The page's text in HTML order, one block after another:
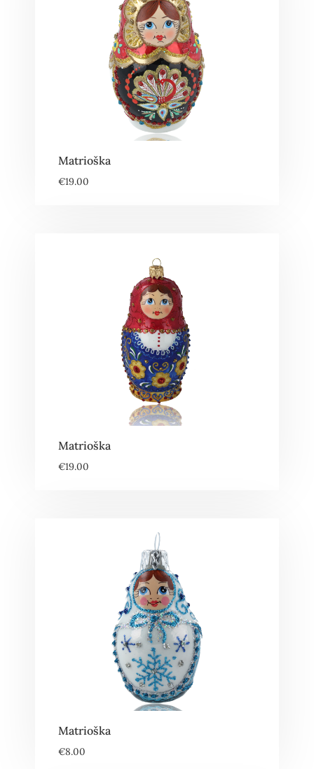
Matrioška
€19.00
Matrioška
€19.00
Matrioška
€8.00